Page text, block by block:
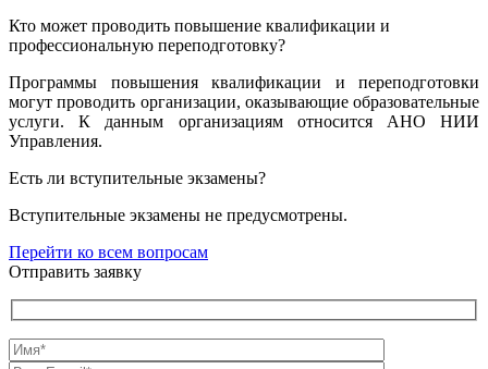
Кто может проводить повышение квалификации и
профессиональную переподготовку?
Программы повышения квалификации и переподготовки
могут проводить организации, оказывающие образовательные
услуги. К данным организациям относится АНО НИИ
Управления.
Есть ли вступительные экзамены?
Вступительные экзамены не предусмотрены.
Перейти ко всем вопросам
Отправить заявку